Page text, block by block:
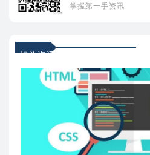
掌握第一手资讯
相关资讯